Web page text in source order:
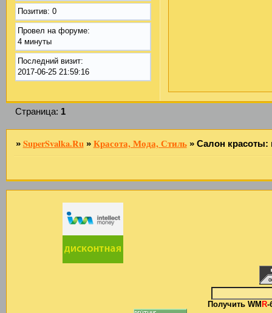
Позитив: 0
Провел на форуме:
4 минуты
Последний визит:
2017-06-25 21:59:16
Страница: 1
» SuperSvalka.Ru » Красота, Мода, Стиль » Салон красоты:
Получить WMR-